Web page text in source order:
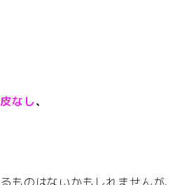
皮なし、